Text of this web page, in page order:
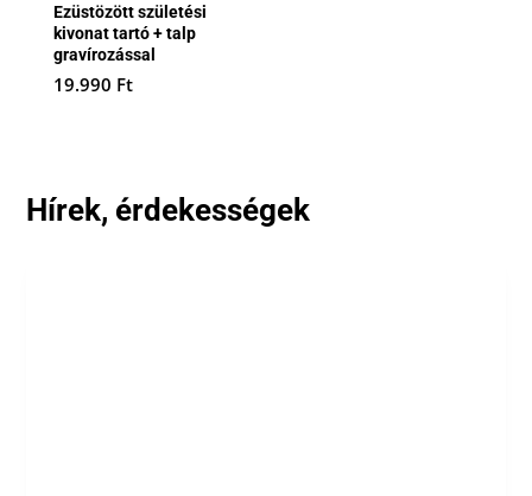
Ezüstözött születési
kivonat tartó + talp
gravírozással
19.990 Ft
Hírek, érdekességek